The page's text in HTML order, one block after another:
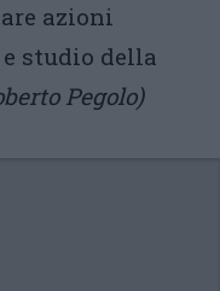
azioni
studio della
Pegolo)